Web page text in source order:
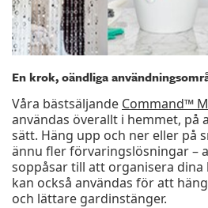
En krok, oändliga
Våra bästsäljande Command™
användas överallt i hemmet, på
sätt. Häng upp och ner eller på
ännu fler förvaringslösningar –
soppåsar till att organisera
kan också användas för att
och lättare gardinstänger.